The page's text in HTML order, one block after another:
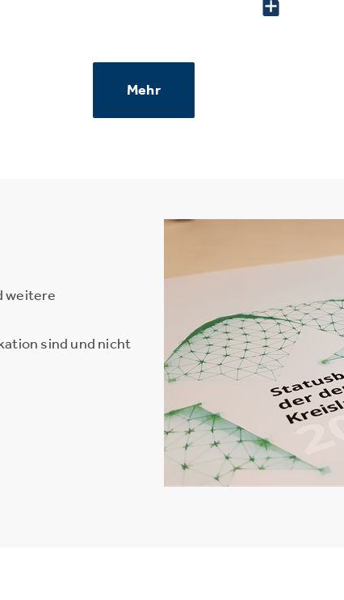
Mehr
weitere
sind und nicht